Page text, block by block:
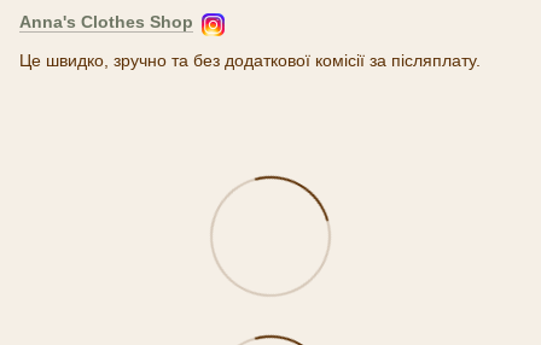
Anna's Clothes Shop
Це швидко, зручно та без додаткової комісії за післяплату.